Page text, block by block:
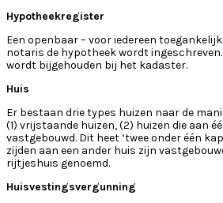
Hypotheekregister
Een openbaar – voor iedereen
notaris de hypotheek wordt
wordt bijgehouden bij het kadaster.
Huis
Er bestaan drie types huizen naar de
(1) vrijstaande huizen, (2) huizen die aan
vastgebouwd. Dit heet ‘twee onder één
zijden aan een ander huis zijn
rijtjeshuis genoemd.
Huisvestingsvergunning